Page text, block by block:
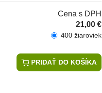
Cena s DPH
21,00 €
400 žiaroviek
PRIDAŤ DO KOŠÍKA